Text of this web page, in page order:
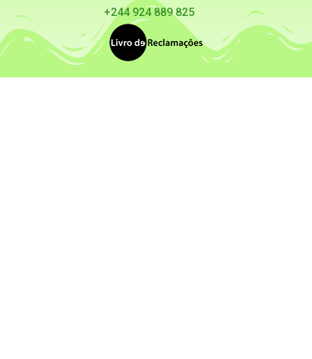
+244 924 889 825